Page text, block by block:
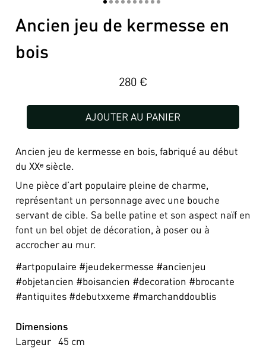
12345678910
Ancien jeu de kermesse en
bois
280 €
AJOUTER AU PANIER
Ancien jeu de kermesse en bois, fabriqué au début
du XXᵉ siècle.
Une pièce d’art populaire pleine de charme,
représentant un personnage avec une bouche
servant de cible. Sa belle patine et son aspect naïf en
font un bel objet de décoration, à poser ou à
accrocher au mur.
#artpopulaire #jeudekermesse #ancienjeu
#objetancien #boisancien #decoration #brocante
#antiquites #debutxxeme #marchanddoublis
Dimensions
Largeur 45 cm